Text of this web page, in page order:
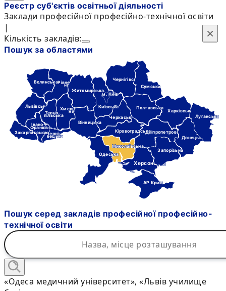
×
Реєстр суб'єктів освітньої діяльності
Заклади професійної професійно-технічної освіти
|
Кількість закладів:
Пошук за областями
Черкаська
Чернігівська
Черні-
вецька
Дніпропетровська
Донецька
Івано-
Франківська
Харківська
Херсонська
Хмель-
ницька
Кіровоградська
АР Крим
Київська
м. Київ
Луганська
Львівська
Миколаївська
Одеська
Полтавська
Рівне-
нська Сумська
Терно-
пільська
Вінницька
Волинська
Закарпатська
Запорізька
Житомирська
Пошук серед закладів професійної професійно-
технічної освіти
×
«Одеса медичний університет», «Львів училище